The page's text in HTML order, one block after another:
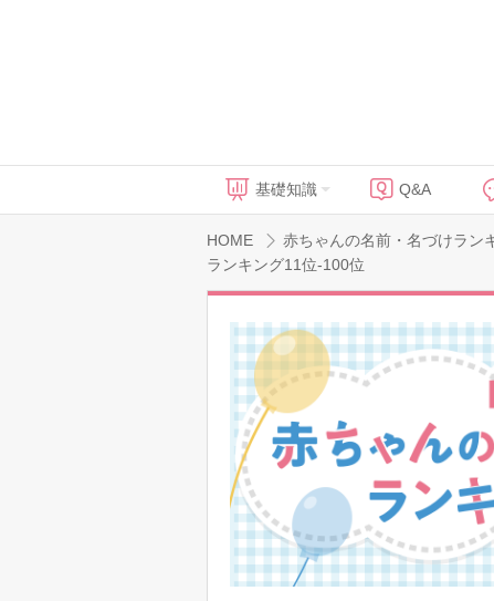
基礎知識 Q&A
HOME 赤ちゃんの名前・名づけラン
ランキング11位-100位